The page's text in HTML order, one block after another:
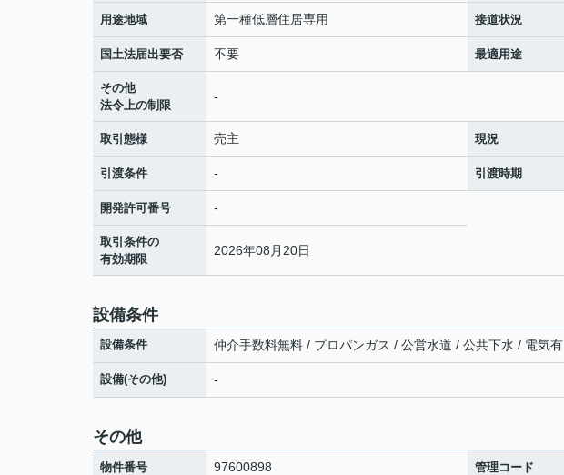
用途地域 第一種低層住居専用 接道状況
国土法届出要否 不要 最適用途
その他
法令上の制限
-
取引態様 売主 現況
引渡条件 - 引渡時期
開発許可番号 -
取引条件の
有効期限
2026年08月20日
設備条件
設備条件 仲介手数料無料 / プロパンガス / 公営水道 / 公共下水 / 電気有
設備(その他) -
その他
物件番号 97600898 管理コード